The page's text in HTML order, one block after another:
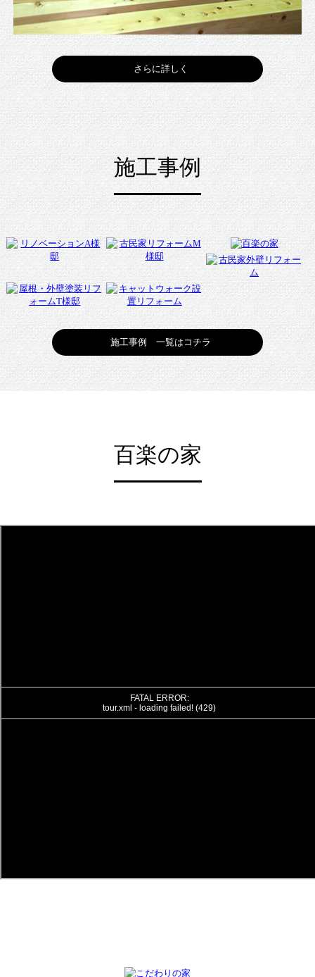
さらに詳しく
施工事例
施工事例 一覧はコチラ
百楽の家